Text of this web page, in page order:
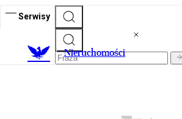
Serwisy
Nieruchomości